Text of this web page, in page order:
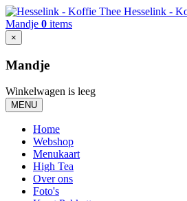
Hesselink -
Mandje 0 items
×
Mandje
Winkelwagen is leeg
MENU
Home
Webshop
Menukaart
High Tea
Over ons
Foto's